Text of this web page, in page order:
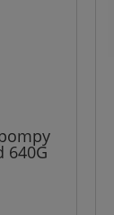
640G